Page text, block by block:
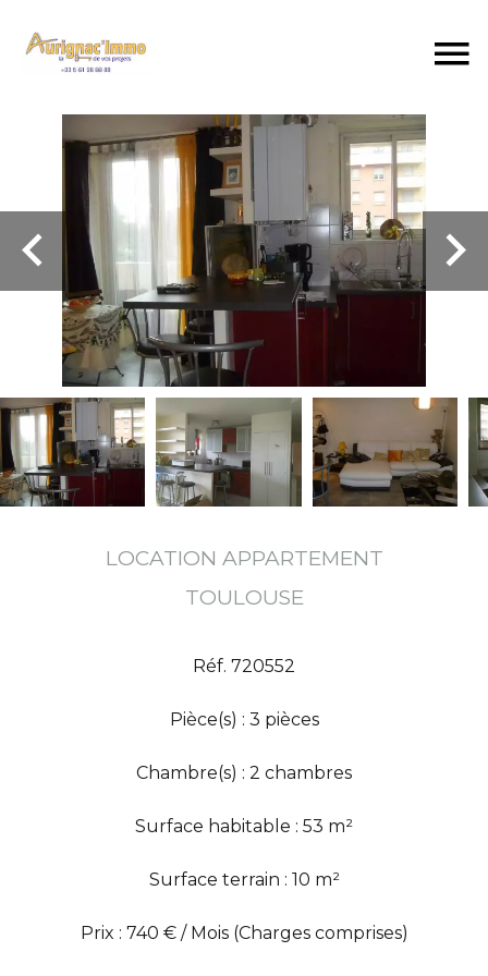
LOCATION APPARTEMENT
TOULOUSE
Réf. 720552
Pièce(s) : 3 pièces
Chambre(s) : 2 chambres
Surface habitable : 53 m²
Surface terrain : 10 m²
Prix : 740 € / Mois (Charges comprises)